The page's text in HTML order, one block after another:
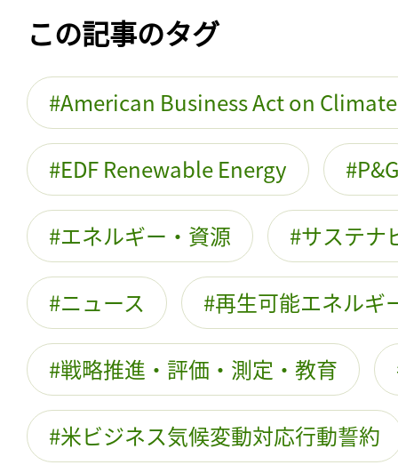
この記事のタグ
American Business Act on
EDF Renewable Energy
エネルギー・資源 サステナ
ニュース 再生可能エネルギ
戦略推進・評価・測定・教育
米ビジネス気候変動対応行動誓約